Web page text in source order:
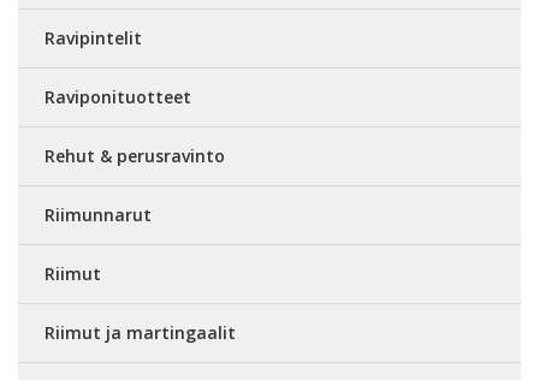
Ravipintelit
Raviponituotteet
Rehut & perusravinto
Riimunnarut
Riimut
Riimut ja martingaalit